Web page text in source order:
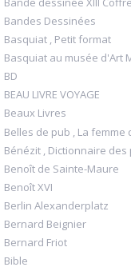
Bandes Dessinées
Basquiat , Petit format
Basquiat au musée d'Art
BD
BEAU LIVRE VOYAGE
Beaux Livres
Belles de pub , La femme
Bénézit , Dictionnaire
Benoît de Sainte-Maure
Benoît XVI
Berlin Alexanderplatz
Bernard Beignier
Bernard Friot
Bible